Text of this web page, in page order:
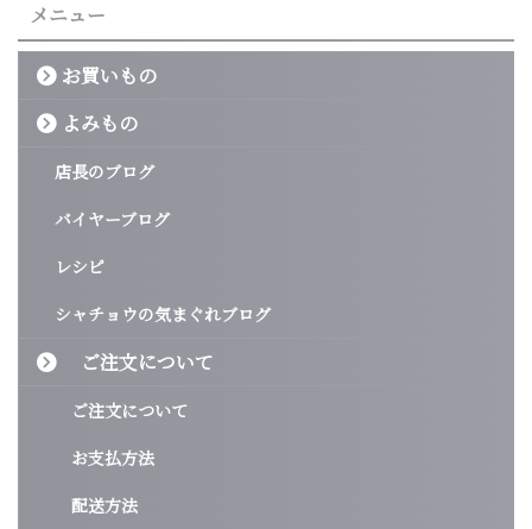
メニュー
お買いもの
よみもの
店長のブログ
バイヤーブログ
レシピ
シャチョウの気まぐれブログ
ご注文について
ご注文について
お支払方法
配送方法